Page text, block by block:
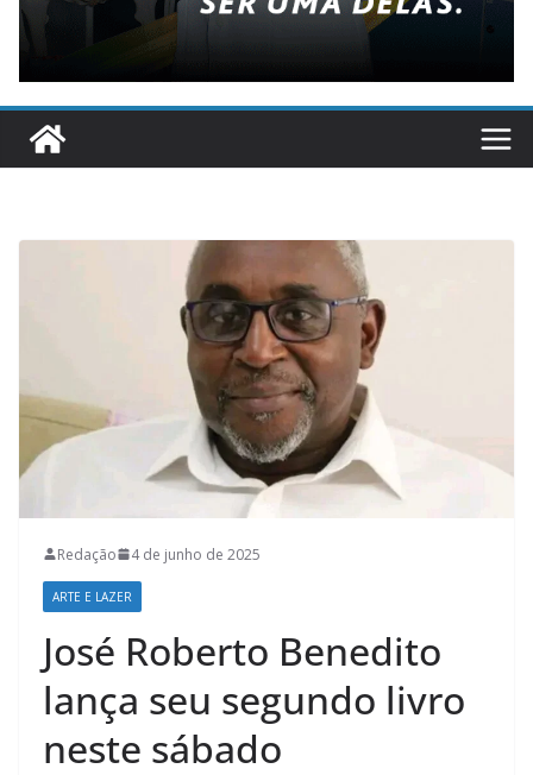
Redação 4 de junho de 2025
ARTE E LAZER
José Roberto Benedito
lança seu segundo livro
neste sábado